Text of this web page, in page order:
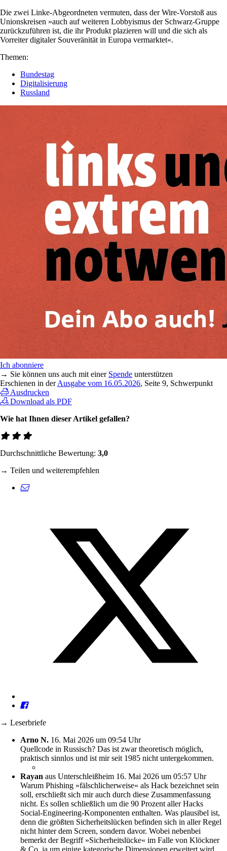
Die zwei Linke-Abgeordneten vermuten, dass der Wire-Vorstoß aus
Unionskreisen »auch auf weiteren Lobbyismus der Schwarz-Gruppe
zurückzuführen ist, die ihr Produkt plazieren will und die sich als
Vorreiter digitaler Souveränität in Europa vermarktet«.
Themen:
Bundestag
Digitalisierung
Russland
Ich abonniere
→ Sie können uns auch mit einer Spende unterstützen
Erschienen in derAusgabe vom 16.05.2026, Seite 9, Schwerpunkt
Ausdrucken
Download als PDF
Wie hat Ihnen dieser Artikel gefallen?
Durchschnittliche Bewertung: 3,0
→ Teilen und weiterempfehlen
→ Leserbriefe
Arno N. 16. Mai 2026 um 09:54 Uhr
Quellcode in Russisch? Das ist zwar theoretisch möglich,
praktisch sinnlos und ist mir seit 1985 nicht untergekommen.
Rayan aus Unterschleißheim 16. Mai 2026 um 05:57 Uhr
Warum Phishing »fälschlicherweise« als Hack bezeichnet sein
soll, erschließt sich mir auch durch diese Zusammenfassung
nicht. Es sollen schließlich um die 90 Prozent aller Hacks
Social-Engineering-Komponenten enthalten. Was plausibel ist,
denn die größten Sicherheitslücken befinden sich in aller Regel
nicht hinter dem Screen, sondern davor. Wobei nebenbei
bemerkt der Begriff »Sicherheitslücke« im Falle von Klöckner
& Co. ja um einige kategorische Dimensionen erweitert wird.